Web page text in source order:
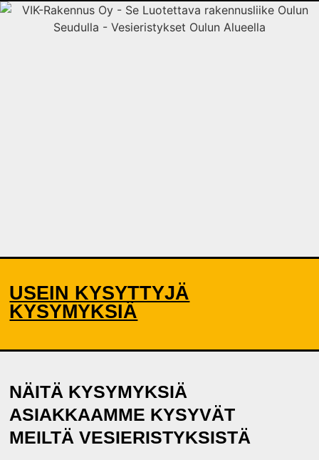
USEIN KYSYTTYJÄ
KYSYMYKSIÄ
NÄITÄ KYSYMYKSIÄ
ASIAKKAAMME KYSYVÄT
MEILTÄ VESIERISTYKSISTÄ